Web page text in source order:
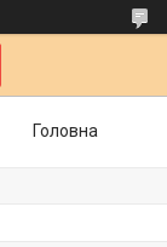
Головна